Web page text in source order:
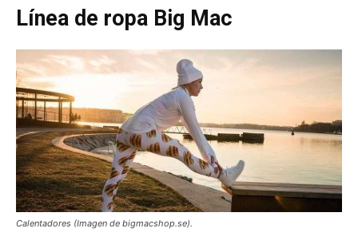
Línea de ropa Big Mac
Calentadores (Imagen de bigmacshop.se).